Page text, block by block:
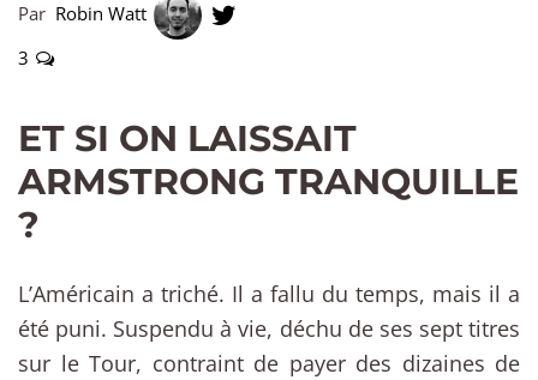
Par Robin Watt
3
ET SI ON LAISSAIT
ARMSTRONG TRANQUILLE
?
L’Américain a triché. Il a fallu du temps, mais il a
été puni. Suspendu à vie, déchu de ses sept titres
sur le Tour, contraint de payer des dizaines de